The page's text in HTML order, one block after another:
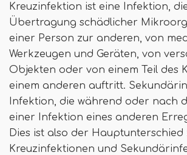
Kreuzinfektion ist eine Infektion,
Übertragung schädlicher
einer Person zur anderen, von
Werkzeugen und Geräten, von
Objekten oder von einem Teil des
einem anderen auftritt.
Infektion, die während oder nach
einer Infektion eines anderen
Dies ist also der Hauptunterschied
Kreuzinfektionen und